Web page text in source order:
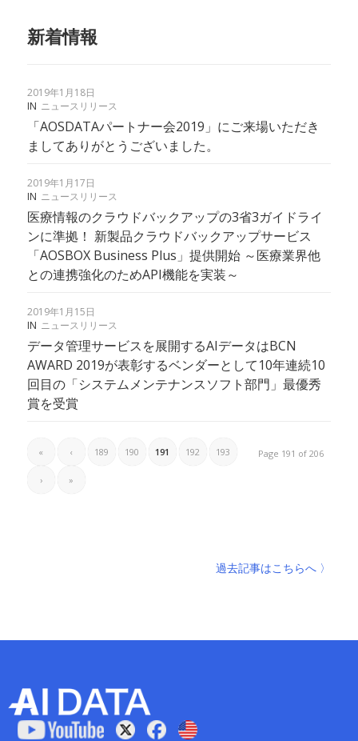
新着情報
2019年1月18日
IN ニュースリリース
「AOSDATAパートナー会2019」にご来場いただき
ましてありがとうございました。
2019年1月17日
IN ニュースリリース
医療情報のクラウドバックアップの3省3ガイドライ
ンに準拠！ 新製品クラウドバックアップサービス
「AOSBOX Business Plus」提供開始 ～医療業界他
との連携強化のためAPI機能を実装～
2019年1月15日
IN ニュースリリース
データ管理サービスを展開するAIデータはBCN
AWARD 2019が表彰するベンダーとして10年連続10
回目の「システムメンテナンスソフト部門」最優秀
賞を受賞
Page 191 of 206
« ‹ 189 190 191 192 193
› »
過去記事はこちらへ 〉